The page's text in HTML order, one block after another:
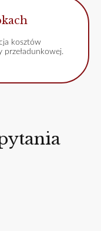
kosztów
przeładunkowej.